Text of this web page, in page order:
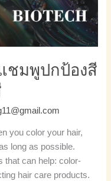
ชมพูปกป้องสี
you color your hair,
long as possible.
that can help: color-
hair care products.